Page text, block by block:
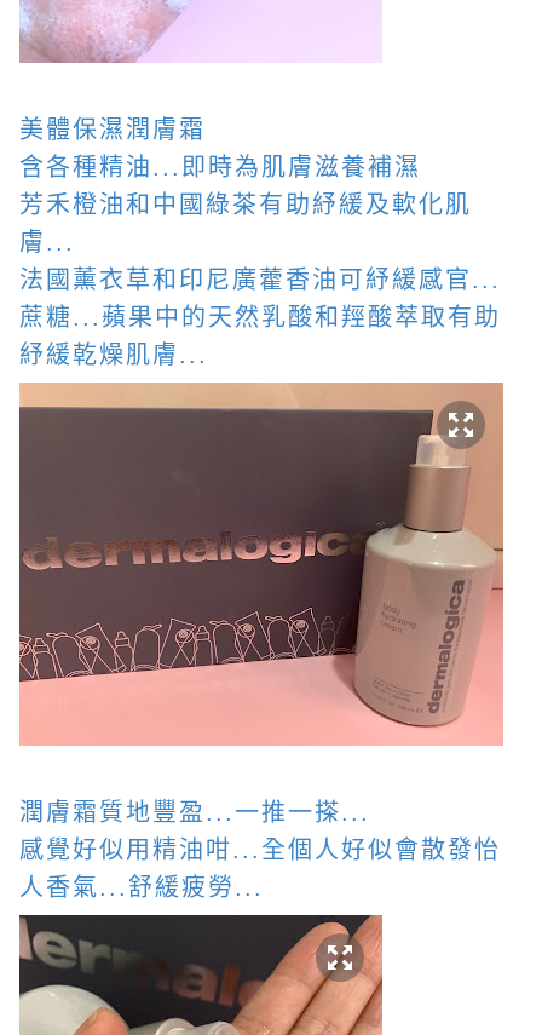
美體保濕潤膚霜
含各種精油...即時為肌膚滋養補濕
芳禾橙油和中國綠茶有助紓緩及軟化肌
膚...
法國薰衣草和印尼廣藿香油可紓緩感官...
蔗糖...蘋果中的天然乳酸和羥酸萃取有助
紓緩乾燥肌膚...
潤膚霜質地豐盈...一推一搽...
感覺好似用精油咁...全個人好似會散發怡
人香氣...舒緩疲勞...